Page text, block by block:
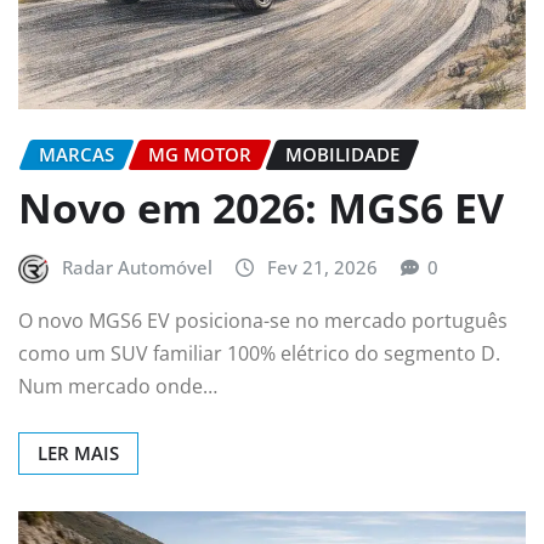
MARCAS MG MOTOR MOBILIDADE
Novo em 2026: MGS6 EV
Radar Automóvel Fev 21, 2026 0
O novo MGS6 EV posiciona-se no mercado português
como um SUV familiar 100% elétrico do segmento D.
Num mercado onde…
LER MAIS